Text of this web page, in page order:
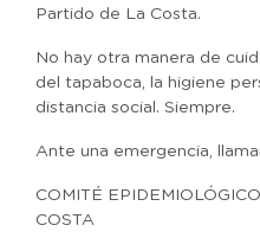
Partido de La Costa.
No hay otra manera de
del tapaboca, la higiene
distancia social. Siempre.
Ante una emergencia,
COMITÉ
COSTA